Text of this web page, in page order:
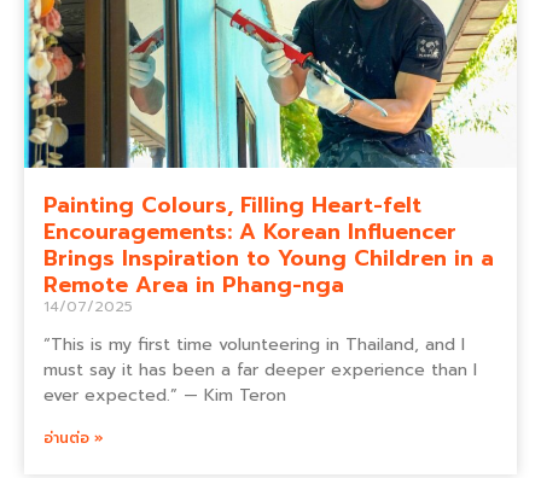
Painting Colours, Filling Heart-felt
Encouragements: A Korean Influencer
Brings Inspiration to Young Children in a
Remote Area in Phang-nga
14/07/2025
“This is my first time volunteering in Thailand, and I
must say it has been a far deeper experience than I
ever expected.” — Kim Teron
อ่านต่อ »